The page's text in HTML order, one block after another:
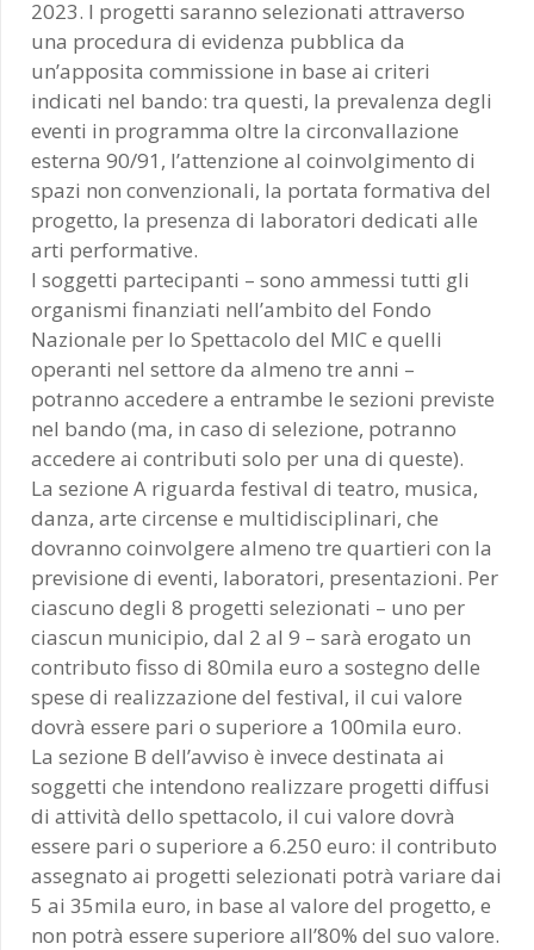
2023. I progetti saranno selezionati attraverso
una procedura di evidenza pubblica da
un’apposita commissione in base ai criteri
indicati nel bando: tra questi, la prevalenza degli
eventi in programma oltre la circonvallazione
esterna 90/91, l’attenzione al coinvolgimento di
spazi non convenzionali, la portata formativa del
progetto, la presenza di laboratori dedicati alle
arti performative.
I soggetti partecipanti – sono ammessi tutti gli
organismi finanziati nell’ambito del Fondo
Nazionale per lo Spettacolo del MIC e quelli
operanti nel settore da almeno tre anni –
potranno accedere a entrambe le sezioni previste
nel bando (ma, in caso di selezione, potranno
accedere ai contributi solo per una di queste).
La sezione A riguarda festival di teatro, musica,
danza, arte circense e multidisciplinari, che
dovranno coinvolgere almeno tre quartieri con la
previsione di eventi, laboratori, presentazioni. Per
ciascuno degli 8 progetti selezionati – uno per
ciascun municipio, dal 2 al 9 – sarà erogato un
contributo fisso di 80mila euro a sostegno delle
spese di realizzazione del festival, il cui valore
dovrà essere pari o superiore a 100mila euro.
La sezione B dell’avviso è invece destinata ai
soggetti che intendono realizzare progetti diffusi
di attività dello spettacolo, il cui valore dovrà
essere pari o superiore a 6.250 euro: il contributo
assegnato ai progetti selezionati potrà variare dai
5 ai 35mila euro, in base al valore del progetto, e
non potrà essere superiore all’80% del suo valore.